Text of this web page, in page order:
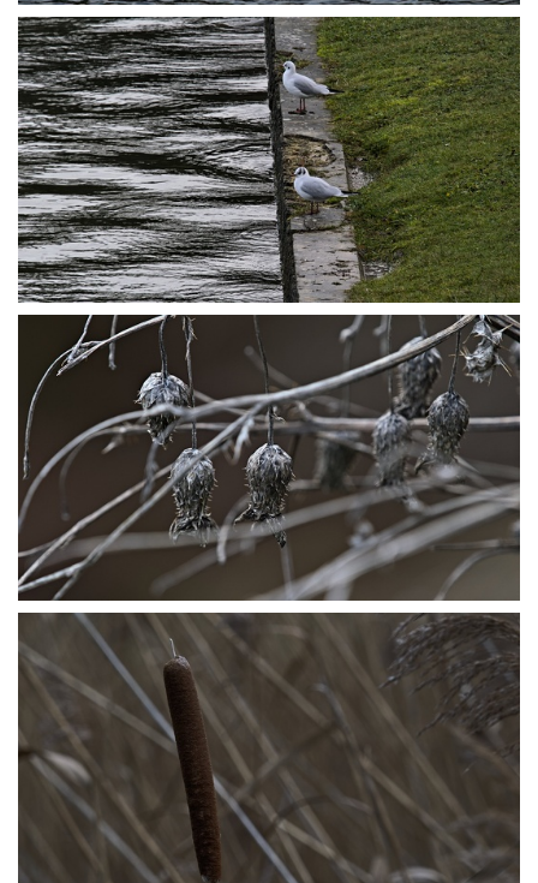
P1045489
P1045514
P1045516